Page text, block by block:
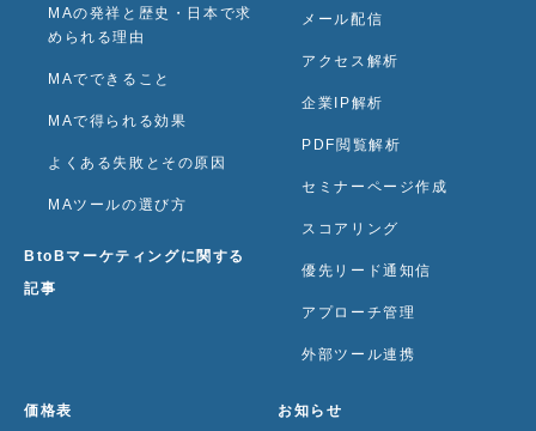
MAの発祥と歴史・日本で求
められる理由
MAでできること
MAで得られる効果
よくある失敗とその原因
MAツールの選び方
BtoBマーケティングに関する
記事
メール配信
アクセス解析
企業IP解析
PDF閲覧解析
セミナーページ作成
スコアリング
優先リード通知信
アプローチ管理
外部ツール連携
価格表 お知らせ